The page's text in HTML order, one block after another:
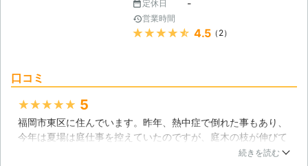
定休日 -
営業時間
★★★★★ 4.5（2）
口コミ
★★★★★ 5
福岡市東区に住んでいます。昨年、熱中症で倒れた事もあり、
今年は夏場は庭仕事を控えていたのですが、庭木の枝が伸びて
見栄えが悪くなってしまったので、業者さんに剪定をお願いす
続きを読む